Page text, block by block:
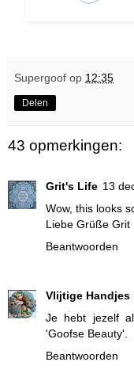
Supergoof op 12:35
Delen
43 opmerkingen:
Grit's Life 13
Wow, this looks
Liebe Grüße Grit
Beantwoorden
Vlijtige Handjes
Je hebt jezelf
'Goofse Beauty'.
Beantwoorden